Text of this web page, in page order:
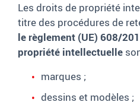
Les droits de propriété
titre des procédures de
le règlement (UE) 608/
propriété intellectuelle
marques ;
dessins et modèles ;